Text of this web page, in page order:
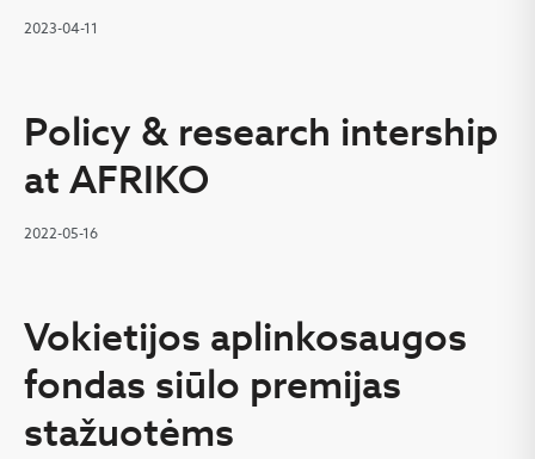
2023-04-11
Policy & research intership
at AFRIKO
2022-05-16
Vokietijos aplinkosaugos
fondas siūlo premijas
stažuotėms